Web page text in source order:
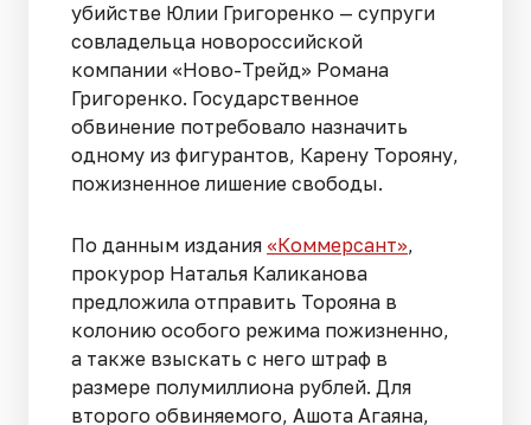
убийстве Юлии Григоренко — супруги
совладельца новороссийской
компании «Ново-Трейд» Романа
Григоренко. Государственное
обвинение потребовало назначить
одному из фигурантов, Карену Торояну,
пожизненное лишение свободы.
По данным издания «Коммерсант»,
прокурор Наталья Каликанова
предложила отправить Торояна в
колонию особого режима пожизненно,
а также взыскать с него штраф в
размере полумиллиона рублей. Для
второго обвиняемого, Ашота Агаяна,